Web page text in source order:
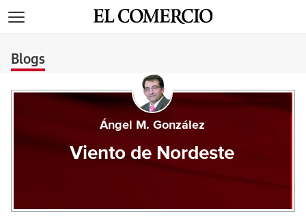
Blogs
Ángel M. González
Viento de Nordeste